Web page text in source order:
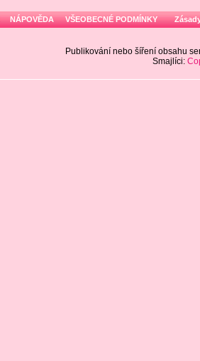
NÁPOVĚDA VŠEOBECNÉ PODMÍNKY
Publikování nebo šíření obsahu
Smajlíci: